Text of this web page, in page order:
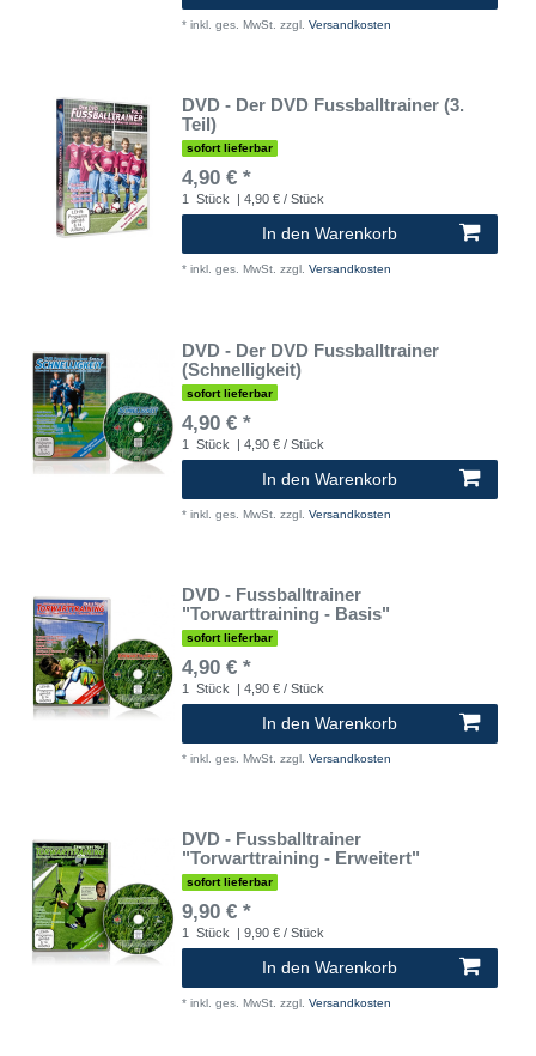
* inkl. ges. MwSt. zzgl. Versandkosten
DVD - Der DVD Fussballtrainer (3.
Teil)
sofort lieferbar
4,90 € *
1 Stück | 4,90 € / Stück
In den Warenkorb
* inkl. ges. MwSt. zzgl. Versandkosten
DVD - Der DVD Fussballtrainer
(Schnelligkeit)
sofort lieferbar
4,90 € *
1 Stück | 4,90 € / Stück
In den Warenkorb
* inkl. ges. MwSt. zzgl. Versandkosten
DVD - Fussballtrainer
"Torwarttraining - Basis"
sofort lieferbar
4,90 € *
1 Stück | 4,90 € / Stück
In den Warenkorb
* inkl. ges. MwSt. zzgl. Versandkosten
DVD - Fussballtrainer
"Torwarttraining - Erweitert"
sofort lieferbar
9,90 € *
1 Stück | 9,90 € / Stück
In den Warenkorb
* inkl. ges. MwSt. zzgl. Versandkosten